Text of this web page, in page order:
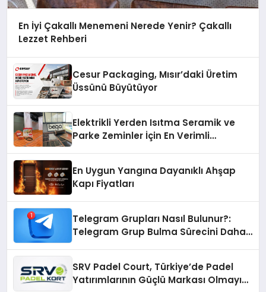
En İyi Çakallı Menemeni Nerede Yenir? Çakallı
Lezzet Rehberi
Cesur Packaging, Mısır’daki Üretim
Üssünü Büyütüyor
Elektrikli Yerden Isıtma Seramik ve
Parke Zeminler İçin En Verimli
En Uygun Yangına Dayanıklı Ahşap
Kapı Fiyatları
Telegram Grupları Nasıl Bulunur?:
Telegram Grup Bulma Sürecini Daha
SRV Padel Court, Türkiye’de Padel
Yatırımlarının Güçlü Markası Olmayı